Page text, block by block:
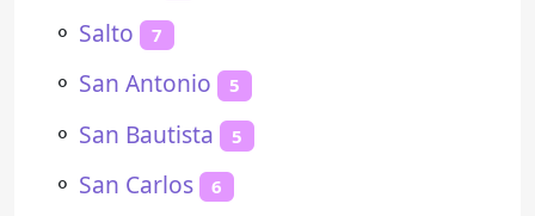
⚬ Salto 7
⚬ San Antonio 5
⚬ San Bautista 5
⚬ San Carlos 6